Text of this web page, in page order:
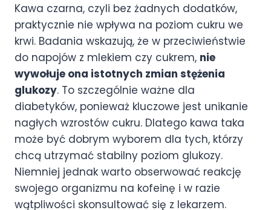
Kawa czarna, czyli bez żadnych dodatków,
praktycznie nie wpływa na poziom cukru we
krwi. Badania wskazują, że w przeciwieństwie
do napojów z mlekiem czy cukrem, nie
wywołuje ona istotnych zmian stężenia
glukozy. To szczególnie ważne dla
diabetyków, ponieważ kluczowe jest unikanie
nagłych wzrostów cukru. Dlatego kawa taka
może być dobrym wyborem dla tych, którzy
chcą utrzymać stabilny poziom glukozy.
Niemniej jednak warto obserwować reakcję
swojego organizmu na kofeinę i w razie
wątpliwości skonsultować się z lekarzem.